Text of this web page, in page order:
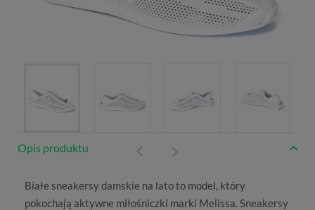
Opis produktu
Białe sneakersy damskie na lato to model, który
pokochają aktywne miłośniczki marki Melissa. Sneakersy